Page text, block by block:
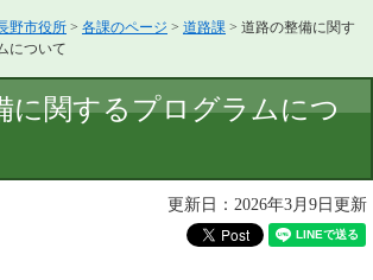
野市役所 > 各課のページ > 道路課 > 道路の整備に関す
について
に関するプログラムにつ
更新日：2026年3月9日更新